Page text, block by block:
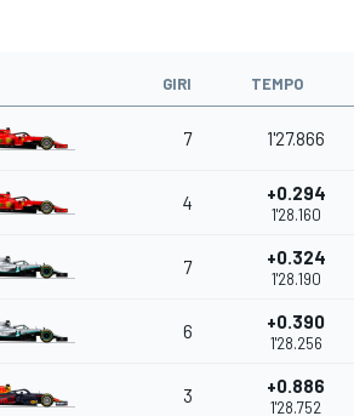
GIRI TEMPO
7 1'27.866
4 +0.294
1'28.160
7 +0.324
1'28.190
6 +0.390
1'28.256
3 +0.886
1'28.752